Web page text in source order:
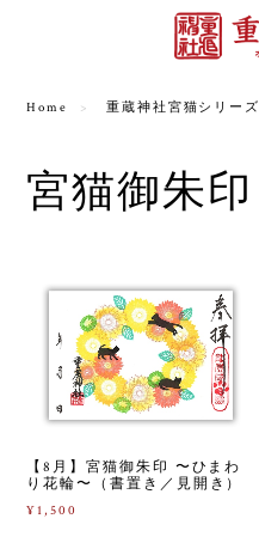
Home 重蔵神社宮猫シリーズ
宮猫御朱印
【8月】宮猫御朱印 〜ひまわ
り花輪〜（書置き／見開き）
¥1,500